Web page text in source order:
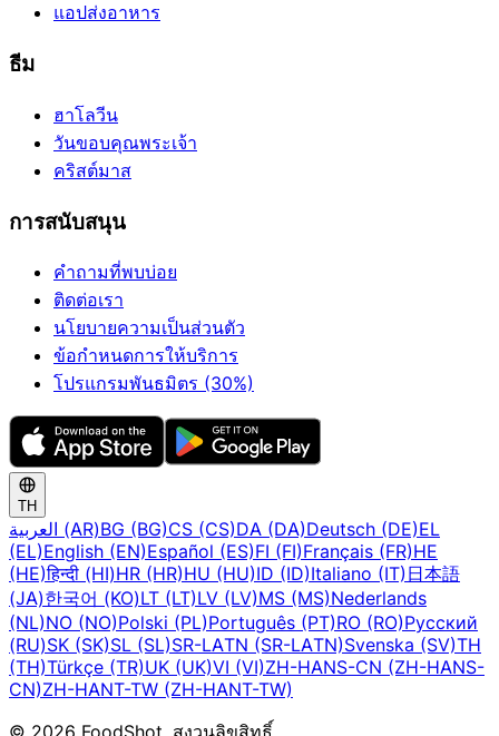
แอปส่งอาหาร
ธีม
ฮาโลวีน
วันขอบคุณพระเจ้า
คริสต์มาส
การสนับสนุน
คำถามที่พบบ่อย
ติดต่อเรา
นโยบายความเป็นส่วนตัว
ข้อกำหนดการให้บริการ
โปรแกรมพันธมิตร (30%)
TH
العربية (AR)BG (BG)CS (CS)DA (DA)Deutsch (DE)EL
(EL)English (EN)Español (ES)FI (FI)Français (FR)HE
(HE)हिन्दी (HI)HR (HR)HU (HU)ID (ID)Italiano (IT) 日本語
(JA)한국어 (KO)LT (LT)LV (LV)MS (MS)Nederlands
(NL)NO (NO)Polski (PL)Português (PT)RO (RO)Русский
(RU)SK (SK)SL (SL)SR-LATN (SR-LATN)Svenska (SV)TH
(TH)Türkçe (TR)UK (UK)VI (VI)ZH-HANS-CN (ZH-HANS-
CN)ZH-HANT-TW (ZH-HANT-TW)